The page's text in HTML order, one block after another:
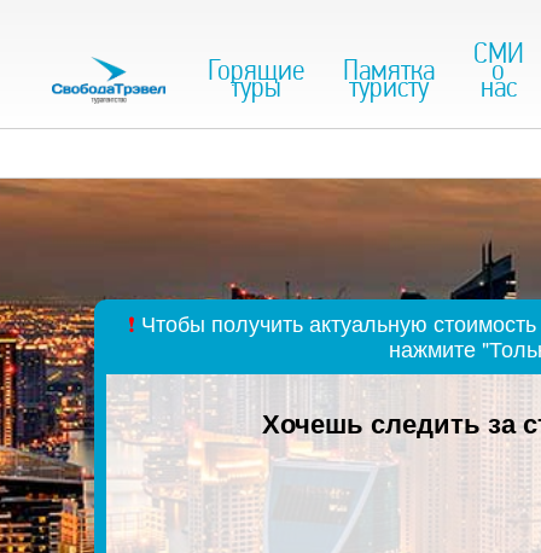
Горящие
туры Памятка
туристу
СМИ
о
нас
❗ Чтобы получить актуальную
нажмите
Хочешь следить за